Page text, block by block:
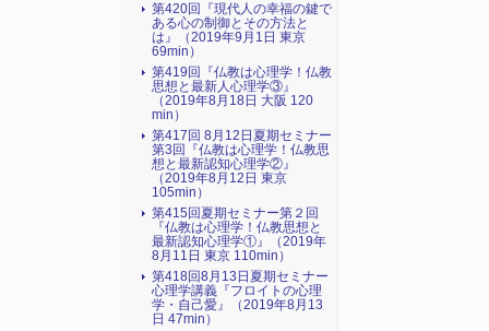
第420回『現代人の幸福の鍵で
ある心の制御とその方法と
は』（2019年9月1日 東京
69min）
第419回『仏教は心理学！仏教
思想と最新人心理学③』
（2019年8月18日 大阪 120
min）
第417回 8月12日夏期セミナー
第3回『仏教は心理学！仏教思
想と最新認知心理学②』
（2019年8月12日 東京
105min）
第415回夏期セミナー第２回
『仏教は心理学！仏教思想と
最新認知心理学①』（2019年
8月11日 東京 110min）
第418回8月13日夏期セミナー
心理学講義『フロイトの心理
学・自己愛』（2019年8月13
日 47min）